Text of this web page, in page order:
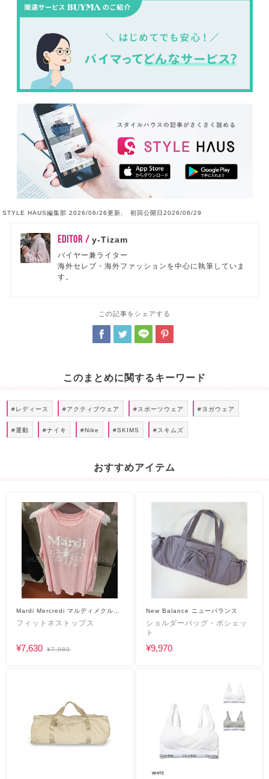
STYLE HAUS編集部 2026/06/26更新, 初回公開日2026/06/29
EDITOR /y-Tizam
バイヤー兼ライター
海外セレブ・海外ファッションを中心に執筆していま
す。
この記事をシェアする
このまとめに関するキーワード
#レディース #アクティブウェア #スポーツウェア #ヨガウェア
#運動 #ナイキ #Nike #SKIMS #スキムズ
おすすめアイテム
Mardi Mercredi マルディメクルデ
ィ
フィットネストップス
¥7,630 ¥7,980
New Balance ニューバランス
ショルダーバッグ・ポシェッ
ト
¥9,970